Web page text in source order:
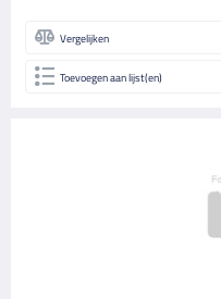
Vergelijken
Toevoegen aan lijst(en)